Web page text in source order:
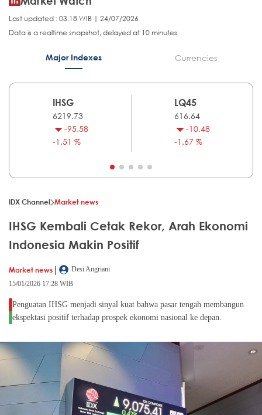
Last updated : 03.18 WIB | 24/07/2026
Data is a realtime snapshot, delayed at 10 minutes
Major Indexes Currencies
IHSG
6219.73
-95.58
-1.51 %
LQ45
616.64
-10.48
-1.67 %
IDX Channel Market news
IHSG Kembali Cetak Rekor, Arah Ekonomi
Indonesia Makin Positif
Market news |
Desi Angriani
15/01/2026 17:28 WIB
Penguatan IHSG menjadi sinyal kuat bahwa pasar tengah membangun
ekspektasi positif terhadap prospek ekonomi nasional ke depan.